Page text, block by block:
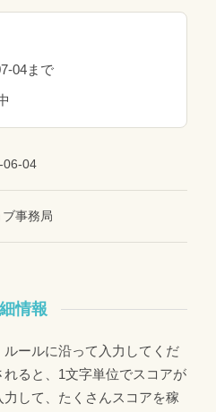
04まで
06-04
事務局
情報
ールに沿って入力してくだ
ると、1文字単位でスコアが
して、たくさんスコアを稼